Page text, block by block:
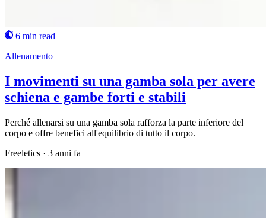
6 min read
Allenamento
I movimenti su una gamba sola per avere
schiena e gambe forti e stabili
Perché allenarsi su una gamba sola rafforza la parte inferiore del
corpo e offre benefici all'equilibrio di tutto il corpo.
Freeletics · 3 anni fa